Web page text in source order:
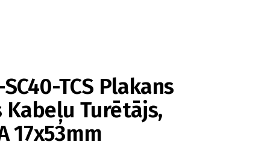
TCS Plakans
Turētājs,
17x53mm